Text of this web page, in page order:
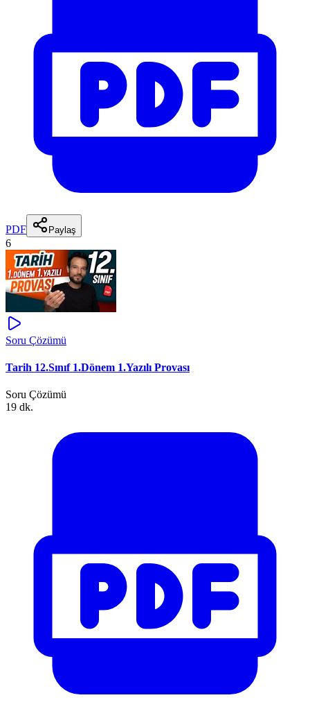
PDF Paylaş
6
Soru Çözümü
Tarih 12.Sınıf 1.Dönem 1.Yazılı Provası
Soru Çözümü
19 dk.